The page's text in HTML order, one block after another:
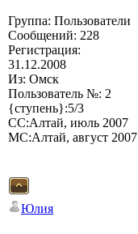
Группа: Пользователи
Сообщений: 228
Регистрация:
31.12.2008
Из: Омск
Пользователь №: 2
{ступень}:5/3
СС:Алтай, июль 2007
МС:Алтай, август 2007
Юлия